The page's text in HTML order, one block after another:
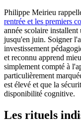
Philippe Meirieu
rentrée et les premiers
année scolaire
jusqu'en juin. Soigner
investissement
et reconnu apprend
simplement compté à
particulièrement
est élevé et que la
disponibilité cognitive.
Les rituels